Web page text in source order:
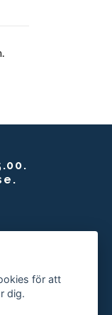
för att
dig.